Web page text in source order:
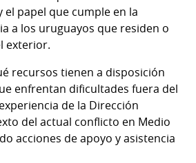
el papel que cumple en la
a los uruguayos que residen o
exterior.
recursos tienen a disposición
enfrentan dificultades fuera del
de la Dirección
del actual conflicto en Medio
acciones de apoyo y asistencia